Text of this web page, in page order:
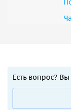
Есть вопрос?